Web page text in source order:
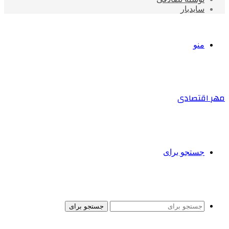
سایدبار
منو
مهر اقتصادی
جستجو برای
جستجو برای